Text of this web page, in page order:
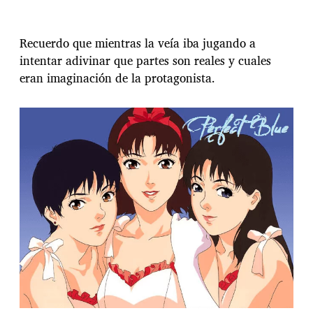
Recuerdo que mientras la veía iba jugando a
intentar adivinar que partes son reales y cuales
eran imaginación de la protagonista.